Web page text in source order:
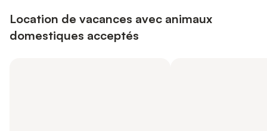
Location de vacances avec animaux
domestiques acceptés